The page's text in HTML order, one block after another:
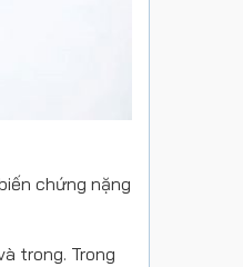
chứng nặng
trong. Trong